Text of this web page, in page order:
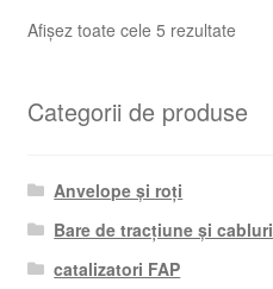
Afișez toate cele 5 rezultateSortat
mai
Categorii de produse
Anvelope și roți
Bare de tracțiune și cabluri
catalizatori FAP